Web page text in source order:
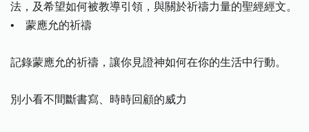
法，及希望如何被教導引領，與關於祈禱力量的聖經經文。
• 蒙應允的祈禱
記錄蒙應允的祈禱，讓你見證神如何在你的生活中行動。
別小看不間斷書寫、時時回顧的威力